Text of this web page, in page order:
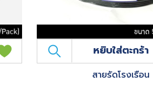
หยิบใส่ตะกร้า
สายรัดโรงเรือน